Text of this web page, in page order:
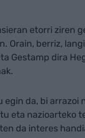
etorri ziren
Orain, berriz,
Gestamp dira
egin da, bi
eta nazioarteko
da interes